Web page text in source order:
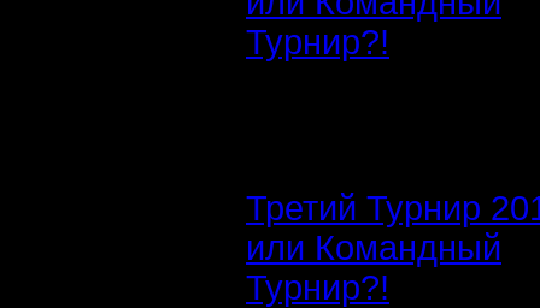
Турнир?!
Третий Турнир
или Командный
Турнир?!